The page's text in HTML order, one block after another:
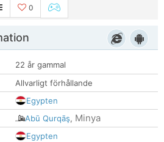
0
22 år gammal
Allvarligt förhållande
Egypten
Abū Qurqāş, Minya
Egypten